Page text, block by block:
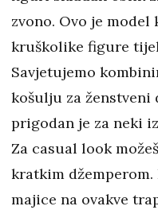
zvono. Ovo je
kruškolike figure
Savjetujemo
košulju za ženstveni
prigodan je za neki
Za casual look
kratkim džemperom.
majice na ovakve